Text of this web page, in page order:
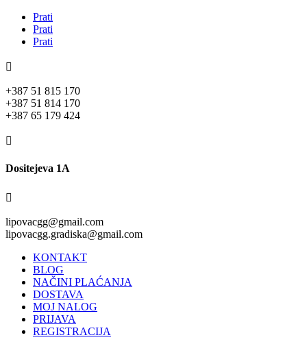
Prati
Prati
Prati

+387 51 815 170
+387 51 814 170
+387 65 179 424

Dositejeva 1A

lipovacgg@gmail.com
lipovacgg.gradiska@gmail.com
KONTAKT
BLOG
NAČINI PLAĆANJA
DOSTAVA
MOJ NALOG
PRIJAVA
REGISTRACIJA